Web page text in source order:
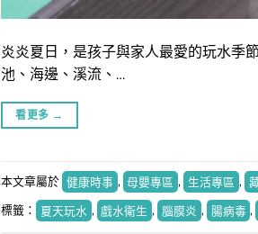
炎炎夏日，是孩子與家人最愛的玩水季
池、海邊、溪流、…
看更多 →
本文章屬於 健康時事 , 母嬰專區 , 生活專區 ,
標籤： 夏天玩水 , 戲水衛生 , 腦膜炎 , 腸病毒 ,